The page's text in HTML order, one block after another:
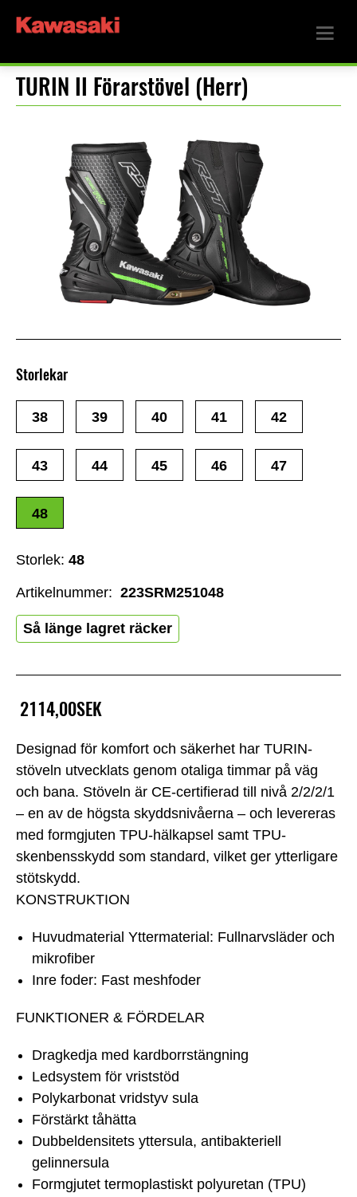
TURIN II Förarstövel (Herr)
Designad för komfort och säkerhet har TURIN-
stöveln utvecklats genom otaliga timmar på väg
och bana. Stöveln är CE-certifierad till nivå 2/2/2/1
– en av de högsta skyddsnivåerna – och levereras
med formgjuten TPU-hälkapsel samt TPU-
skenbensskydd som standard, vilket ger ytterligare
stötskydd.
KONSTRUKTION
Huvudmaterial Yttermaterial: Fullnarvsläder och
mikrofiber
Inre foder: Fast meshfoder
FUNKTIONER & FÖRDELAR
Dragkedja med kardborrstängning
Ledsystem för vriststöd
Polykarbonat vridstyv sula
Förstärkt tåhätta
Dubbeldensitets yttersula, antibakteriell
gelinnersula
Formgjutet termoplastiskt polyuretan (TPU)
2114,00SEK
Storlek: 48
Så länge lagret räcker
Storlekar
38 39 40 41 42
43 44 45 46 47
48
Artikelnummer: 223SRM251048